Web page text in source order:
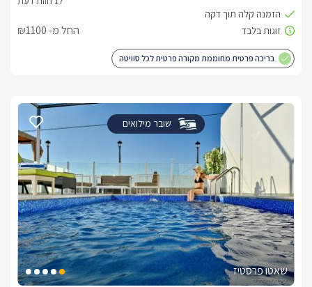
החל מ- ₪1100
בריכה פרטית מחוממת מקורה פרטית לכל סוויטה
שובר מילואים
שאטו פרסטיז